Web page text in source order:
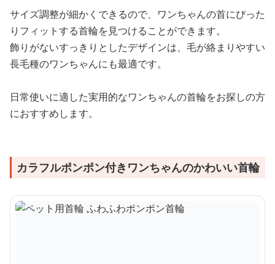
サイズ調整が細かくできるので、ワンちゃんの首にぴった
りフィットする首輪を見つけることができます。
飾りがないすっきりとしたデザインは、毛が絡まりやすい
長毛種のワンちゃんにも最適です。
日常使いに適した実用的なワンちゃんの首輪をお探しの方
におすすめします。
カラフルポンポン付きワンちゃんのかわいい首輪